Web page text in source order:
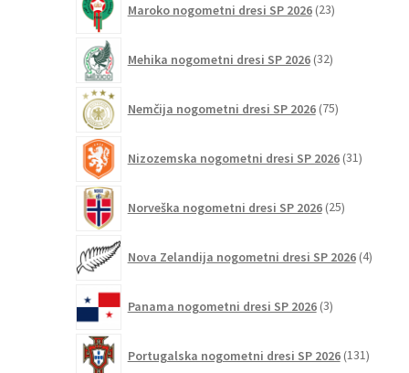
Maroko nogometni dresi SP 2026 23izdelkov
Mehika nogometni dresi SP 2026 32izdelkov
Nemčija nogometni dresi SP 2026 75izdelkov
Nizozemska nogometni dresi SP 2026 31izdelkov
Norveška nogometni dresi SP 2026 25izdelkov
Nova Zelandija nogometni dresi SP 2026 4izdelki
Panama nogometni dresi SP 2026 3izdelki
Portugalska nogometni dresi SP 2026 131